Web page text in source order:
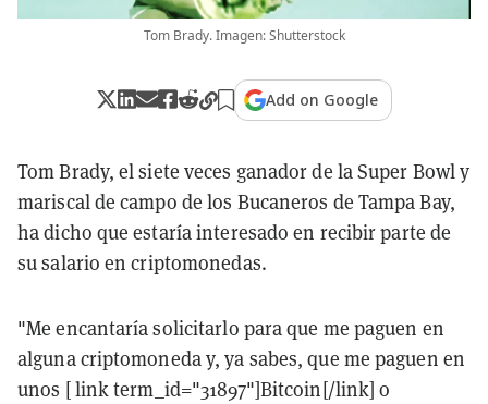
Tom Brady. Imagen: Shutterstock
Add on Google
Tom Brady, el siete veces ganador de la Super Bowl y
mariscal de campo de los Bucaneros de Tampa Bay,
ha dicho que estaría interesado en recibir parte de
su salario en criptomonedas.
"Me encantaría solicitarlo para que me paguen en
alguna criptomoneda y, ya sabes, que me paguen en
unos [ link term_id="31897"]Bitcoin[/link] o